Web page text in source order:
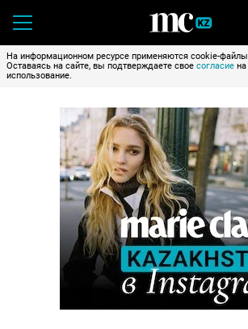
На информационном ресурсе применяются cookie-
Оставаясь на сайте, вы подтверждаете свое согласие на
использование.